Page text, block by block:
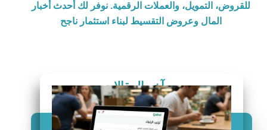
للقروض، التمويل، والعملات الرقمية. نوفر لك أحدث أخبار
المال وعروض التقسيط لبناء استثمار ناجح
آخر المقالات